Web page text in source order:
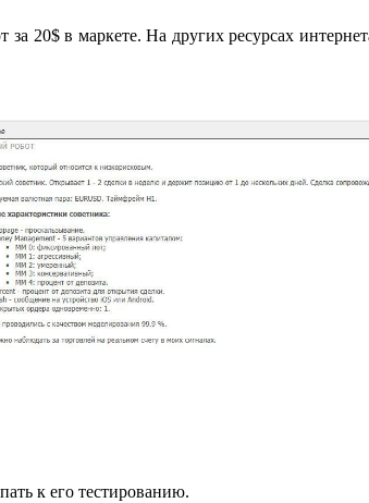
20$ в маркете. На других ресурсах
к его тестированию.